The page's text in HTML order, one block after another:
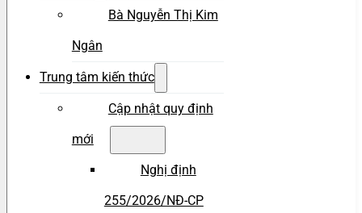
Bà Nguyễn Thị Kim
Ngân
Trung tâm kiến thức
Cập nhật quy định
mới
Nghị định
255/2026/NĐ-CP